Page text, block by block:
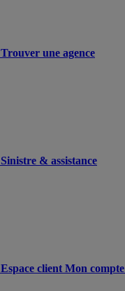
Trouver une agence
Sinistre & assistance
Espace client Mon compte